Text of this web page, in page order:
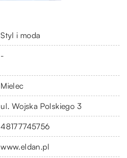
Styl i moda
-
Mielec
ul. Wojska Polskiego 3
48177745756
www.eldan.pl